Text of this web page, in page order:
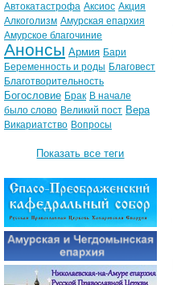
Автокатастрофа Аксиос Акция
Алкоголизм Амурская епархия
Амурское благочиние
Анонсы Армия Бари
Беременность и роды Благовест
Благотворительность
Богословие Брак В начале
было слово Великий пост Вера
Викариатство Вопросы
Показать все теги